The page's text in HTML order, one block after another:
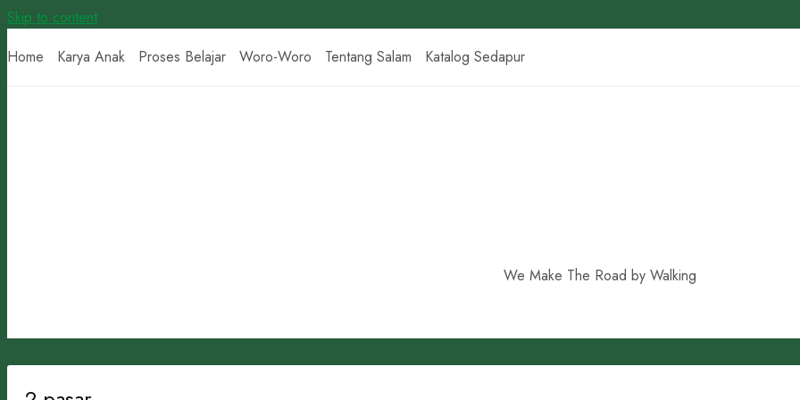
Skip to content
Home
Karya Anak Proses Belajar Woro-Woro Tentang Salam Katalog Sedapur
We Make The Road by Walking